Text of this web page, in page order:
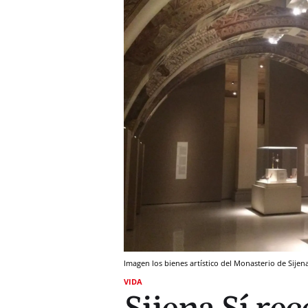
Imagen los bienes artístico del Monasterio de
VIDA